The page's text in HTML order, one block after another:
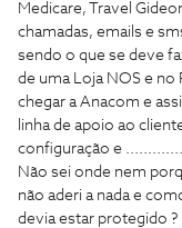
Medicare, Travel
chamadas, emails e
sendo o que se deve
de uma Loja NOS e no
chegar a Anacom e
linha de apoio ao
configuração e
Não sei onde nem
não aderi a nada e
devia estar protegido